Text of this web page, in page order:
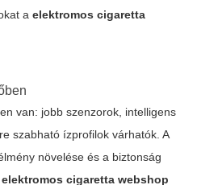
a elektromos cigaretta
van: jobb szenzorok, intelligens
szabható ízprofilok várhatók. A
növelése és a biztonság
elektromos cigaretta webshop